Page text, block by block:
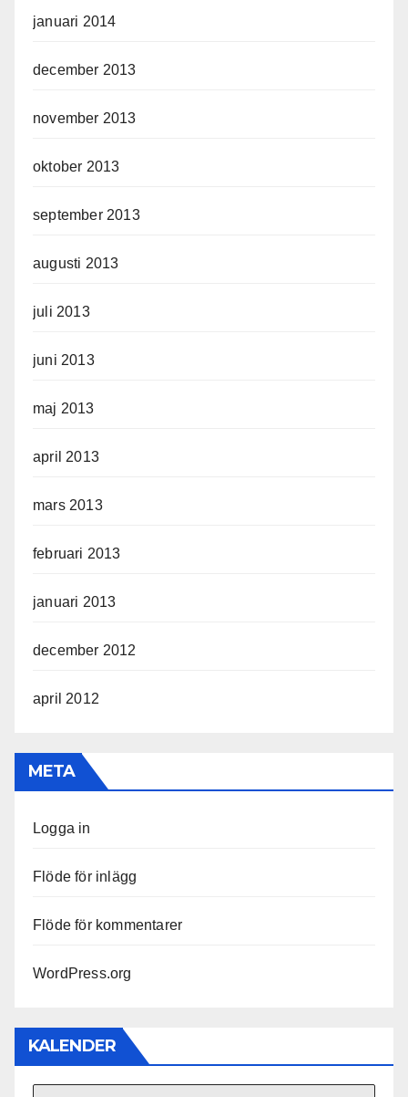
januari 2014
december 2013
november 2013
oktober 2013
september 2013
augusti 2013
juli 2013
juni 2013
maj 2013
april 2013
mars 2013
februari 2013
januari 2013
december 2012
april 2012
META
Logga in
Flöde för inlägg
Flöde för kommentarer
WordPress.org
KALENDER